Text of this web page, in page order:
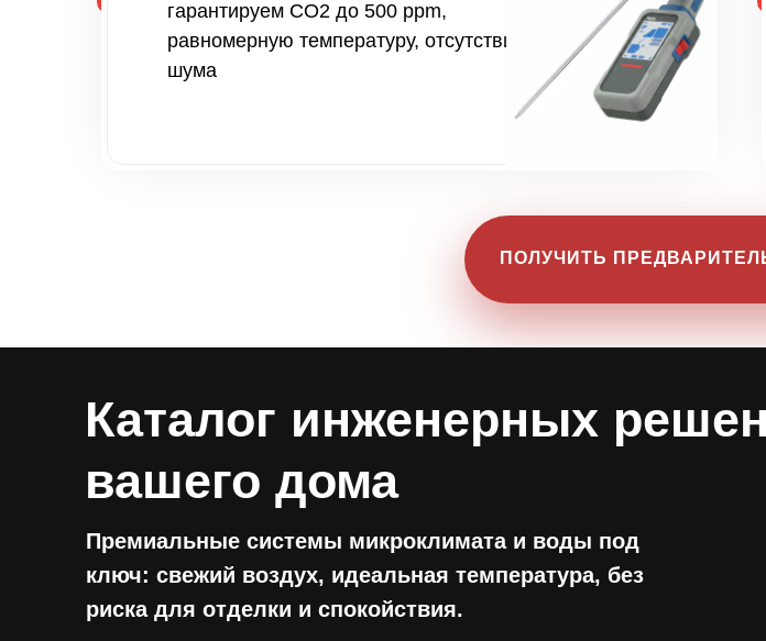
гарантируем CO2 до 500 ppm,
равномерную температуру, отсутствие
шума
ПОЛУЧИТЬ
Каталог инженерных
вашего дома
Премиальные системы микроклимата и воды под
ключ: свежий воздух, идеальная температура, без
риска для отделки и спокойствия.